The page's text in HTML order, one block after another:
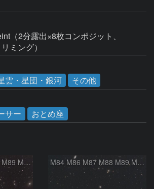
（2分露出×8枚コンポジット、
ミング）
雲・星団・銀河
その他
サー おとめ座
M58 M84 M86 M87 M89 M90 マルカリアンの銀河鎖 おとめ座 かみのけ座 M84 M86 M87 M88 M89 M90 M91 マルカリアンの銀河鎖 おとめ座 かみのけ座